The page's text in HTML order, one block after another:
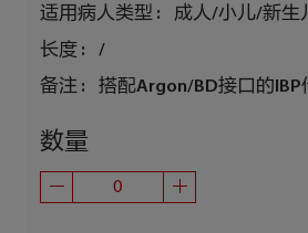
适用病人类型 :
成人/小儿/新生
长度 :
/
备注 :
搭配Argon/BD接口的IBP
数量